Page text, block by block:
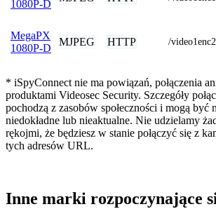
1080P-D
MegaPX
1080P-D
MJPEG HTTP /
* iSpyConnect nie ma powiązań, połączenia
produktami Videosec Security. Szczegóły
pochodzą z zasobów społeczności i mogą być
niedokładne lub nieaktualne. Nie udzielamy
rękojmi, że będziesz w stanie połączyć się z
tych adresów URL.
Inne marki rozpoczynające